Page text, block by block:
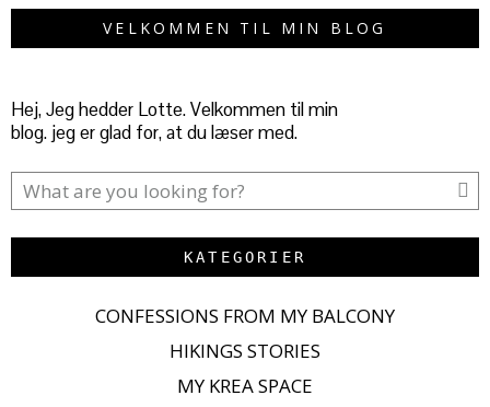
VELKOMMEN TIL MIN BLOG
Hej, Jeg hedder Lotte. Velkommen til min
blog. jeg er glad for, at du læser med.
KATEGORIER
CONFESSIONS FROM MY BALCONY
HIKINGS STORIES
MY KREA SPACE